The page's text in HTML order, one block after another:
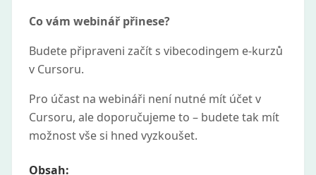
Co vám webinář přinese?
Budete připraveni začít s vibecodingem e-kurzů
v Cursoru.
Pro účast na webináři není nutné mít účet v
Cursoru, ale doporučujeme to – budete tak mít
možnost vše si hned vyzkoušet.
Obsah: